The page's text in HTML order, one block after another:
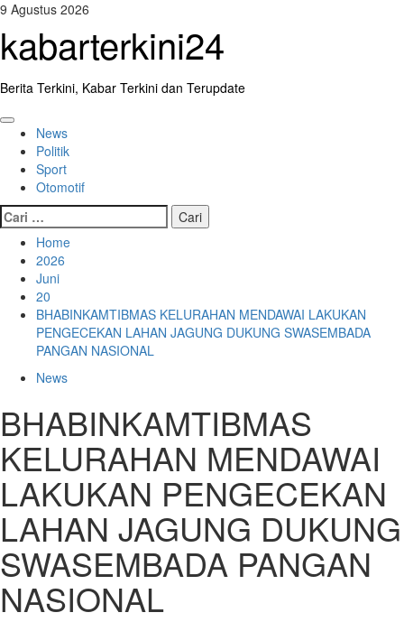
Skip
content
9 Agustus 2026
kabarterkini24
Berita Terkini, Kabar Terkini dan Terupdate
Primary
Menu
News
Politik
Sport
Otomotif
Cari
untuk:
Home
2026
Juni
20
BHABINKAMTIBMAS KELURAHAN MENDAWAI LAKUKAN
PENGECEKAN LAHAN JAGUNG DUKUNG SWASEMBADA
PANGAN NASIONAL
News
BHABINKAMTIBMAS
KELURAHAN MENDAWAI
LAKUKAN PENGECEKAN
LAHAN JAGUNG DUKUNG
SWASEMBADA PANGAN
NASIONAL